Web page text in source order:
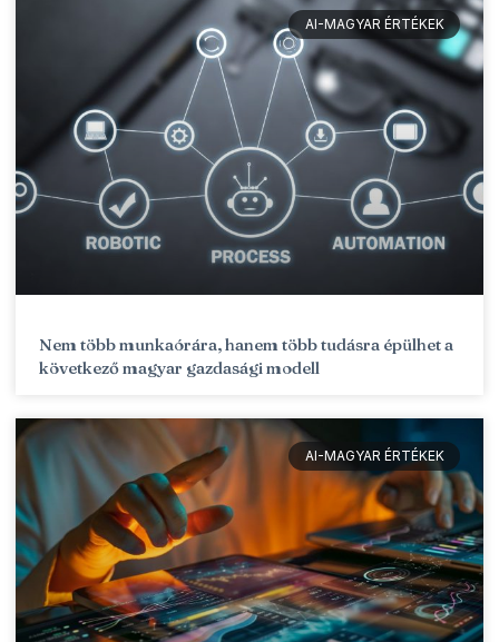
AI-MAGYAR ÉRTÉKEK
Nem több munkaórára, hanem több tudásra épülhet a
következő magyar gazdasági modell
AI-MAGYAR ÉRTÉKEK